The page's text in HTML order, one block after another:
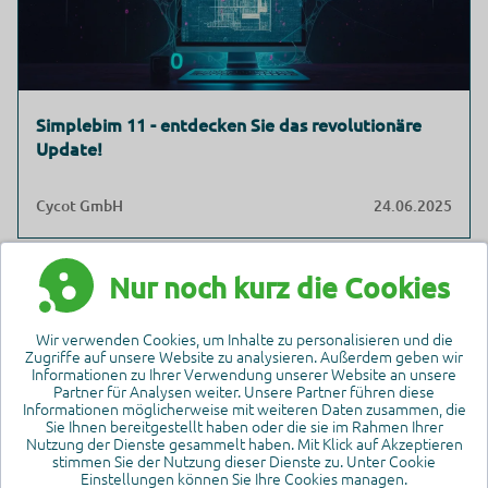
Simplebim 11 - entdecken Sie das revolutionäre
Update!
Cycot GmbH 24.06.2025
Nur noch kurz die Cookies
Wir verwenden Cookies, um Inhalte zu personalisieren und die
Zugriffe auf unsere Website zu analysieren. Außerdem geben wir
Informationen zu Ihrer Verwendung unserer Website an unsere
Partner für Analysen weiter. Unsere Partner führen diese
Informationen möglicherweise mit weiteren Daten zusammen, die
Sie Ihnen bereitgestellt haben oder die sie im Rahmen Ihrer
Nutzung der Dienste gesammelt haben. Mit Klick auf Akzeptieren
stimmen Sie der Nutzung dieser Dienste zu. Unter Cookie
Einstellungen können Sie Ihre Cookies managen.